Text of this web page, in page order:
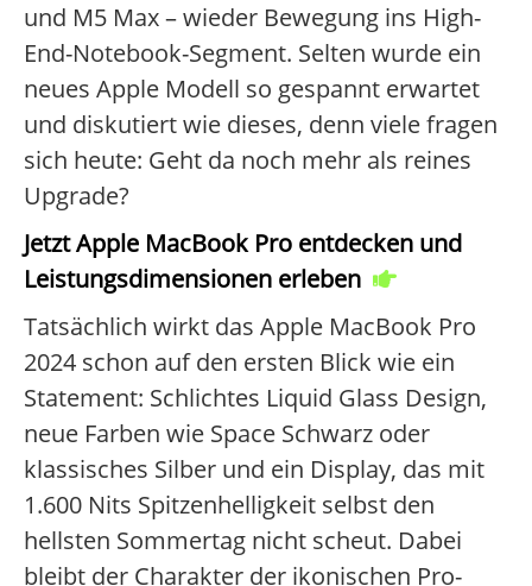
und M5 Max – wieder Bewegung ins High-
End-Notebook-Segment. Selten wurde ein
neues Apple Modell so gespannt erwartet
und diskutiert wie dieses, denn viele fragen
sich heute: Geht da noch mehr als reines
Upgrade?
Jetzt Apple MacBook Pro entdecken und
Leistungsdimensionen erleben
Tatsächlich wirkt das Apple MacBook Pro
2024 schon auf den ersten Blick wie ein
Statement: Schlichtes Liquid Glass Design,
neue Farben wie Space Schwarz oder
klassisches Silber und ein Display, das mit
1.600 Nits Spitzenhelligkeit selbst den
hellsten Sommertag nicht scheut. Dabei
bleibt der Charakter der ikonischen Pro-